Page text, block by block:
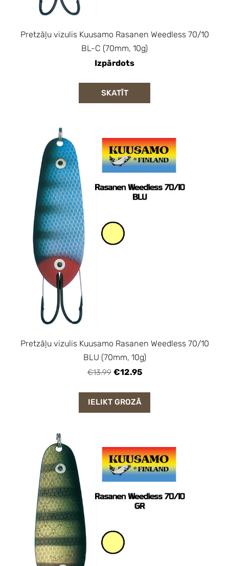
Pretzāļu vizulis Kuusamo Rasanen Weedless 70/10
BL-C (70mm, 10g)
Izpārdots
SKATĪT
Pretzāļu vizulis Kuusamo Rasanen Weedless 70/10
BLU (70mm, 10g)
€13.99 €12.95
IELIKT GROZĀ